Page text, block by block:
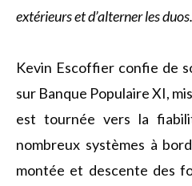
extérieurs et d’alterner les
Kevin Escoffier confie de
sur Banque Populaire XI,
est tournée vers la
nombreux systèmes à
montée et descente des